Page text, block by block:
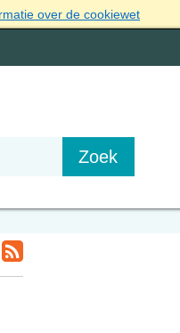
over de cookiewet